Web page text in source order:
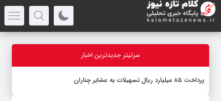
سرتیتر جدیدترین اخبار
پرداخت ۸۵ میلیارد ریال تسهیلات به عشایر چناران